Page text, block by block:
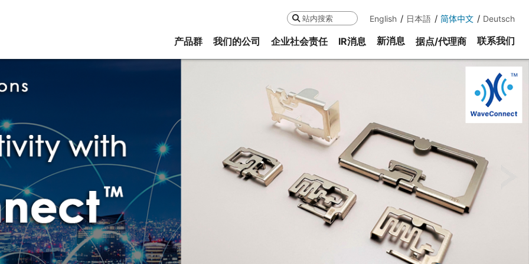
搜索 English 日本語 简体中文 Deutsch
产品群 我们的公司 企业社会责任 IR消息 新消息 据点/代理商 联系我们